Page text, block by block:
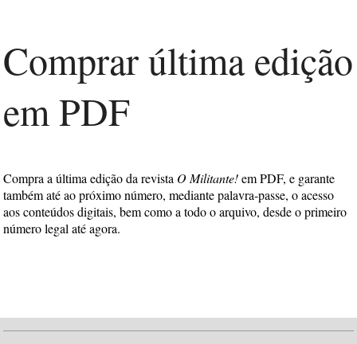
Comprar última edição
em PDF
Compra a última edição da revista O Militante!em PDF, e garante
também até ao próximo número, mediante palavra-passe, o acesso
aos conteúdos digitais, bem como a todo o arquivo, desde o primeiro
número legal até agora.